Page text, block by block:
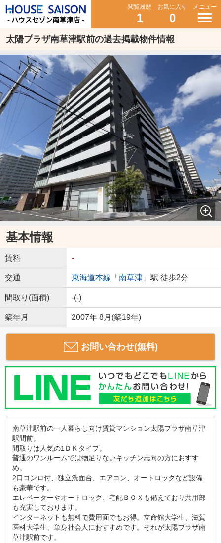
閲覧履歴
1
お気に入り
0
メニュー
太陽プラザ南草津駅前の過去掲載物件情報
基本情報
賃料 -
交通 東海道本線 「 南草津」駅 徒歩2分
間取り(面積) -(-)
築年月 2007年 8月(築19年)
お問い合わせ(無料)
南草津駅前の一人暮らし向け賃貸マンション太陽プラザ南草津
駅間前。
間取りは人気の1ＤＫタイプ。
普通のワンルームでは物足りないキッチン志向の方におすす
め。
2口コンロ付、独立洗面台、エアコン、オートロックなど設備
も豪華です。
エレベーターやオートロック、宅配ＢＯＸも備えており共用部
も充実しております。
インターネットも無料で費用面でもお得。立命館大学生、滋賀
医科大学生、単身社会人におすすめです。それが太陽プラザ南
草津駅前です。